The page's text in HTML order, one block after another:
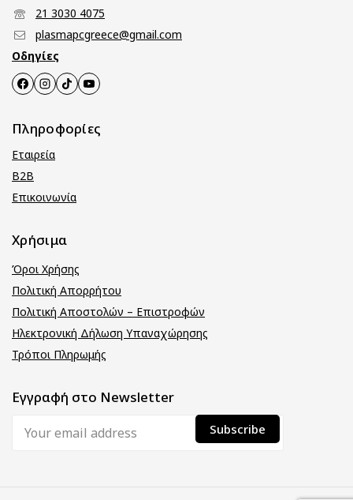
21 3030 4075
plasmapcgreece@gmail.com
Οδηγίες
Πληροφορίες
Εταιρεία
B2B
Επικοινωνία
Χρήσιμα
Όροι Χρήσης
Πολιτική Απορρήτου
Πολιτική Αποστολών – Επιστροφών
Ηλεκτρονική Δήλωση Υπαναχώρησης
Τρόποι Πληρωμής
Εγγραφή στο Newsletter